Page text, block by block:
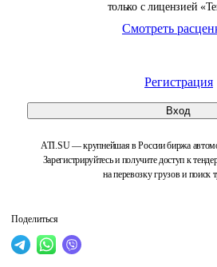
только с лицензией
Смотреть
Регистрация
Вход
ATI.SU — крупнейшая в России биржа
Зарегистрируйтесь и получите доступ к
на перевозку грузов и поиск
Поделиться